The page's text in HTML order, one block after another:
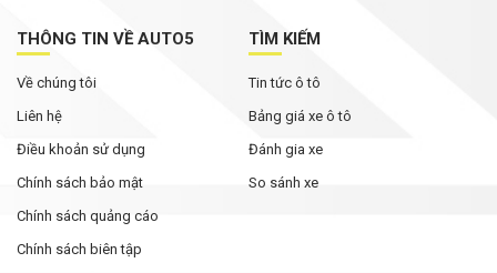
THÔNG TIN VỀ AUTO5
Về chúng tôi
Liên hệ
Điều khoản sử dụng
Chính sách bảo mật
Chính sách quảng cáo
Chính sách biên tập
TÌM KIẾM
Tin tức ô tô
Bảng giá xe ô tô
Đánh gia xe
So sánh xe